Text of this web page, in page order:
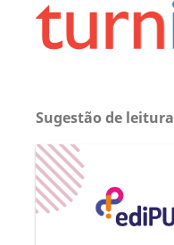
Sugestão de leitura